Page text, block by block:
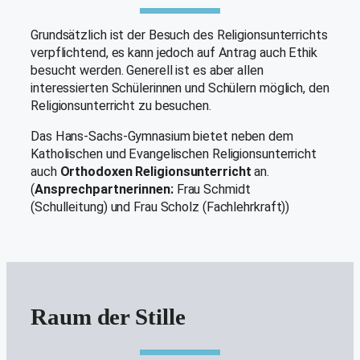
Grundsätzlich ist der Besuch des Religionsunterrichts
verpflichtend, es kann jedoch auf Antrag auch Ethik
besucht werden. Generell ist es aber allen
interessierten Schülerinnen und Schülern möglich, den
Religionsunterricht zu besuchen.
Das Hans-Sachs-Gymnasium bietet neben dem
Katholischen und Evangelischen Religionsunterricht
auch Orthodoxen Religionsunterricht an.
(Ansprechpartnerinnen:Frau Schmidt
(Schulleitung) und Frau Scholz (Fachlehrkraft))
Raum der Stille